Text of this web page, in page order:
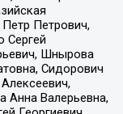
Петрович,
Сергей
Шнырова
Сидорович
Анна Валерьевна,